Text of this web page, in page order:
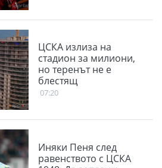
ЦСКА излиза на
стадион за милиони,
но теренът не е
блестящ
07:20
Иняки Пеня след
равенството с ЦСКА